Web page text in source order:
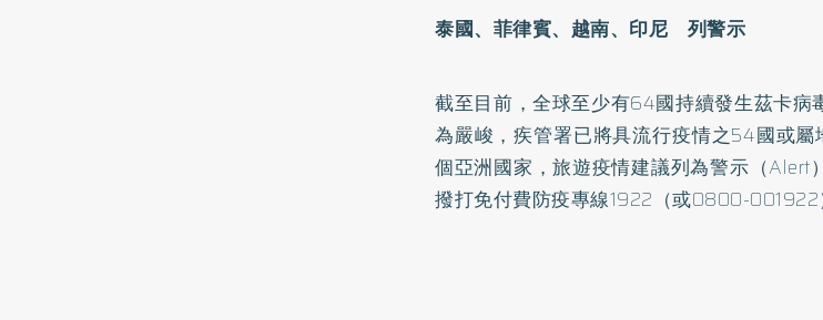
泰國、菲律賓、越南、印尼 列警示
截至目前，全球至少有64國持續發生茲卡病
為嚴峻，疾管署已將具流行疫情之54國或
個亞洲國家，旅遊疫情建議列為警示（Alert
撥打免付費防疫專線1922（或0800-001922